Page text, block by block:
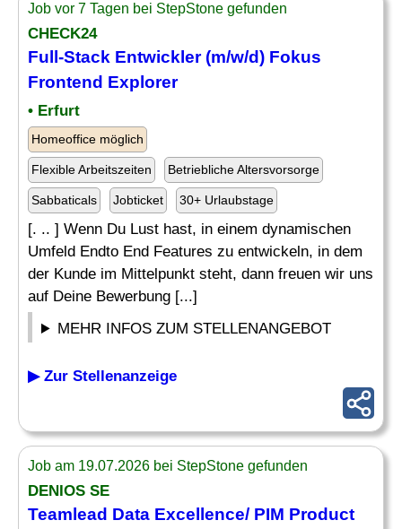
Job vor 7 Tagen bei StepStone gefunden
CHECK24
Full-Stack Entwickler (m/w/d) Fokus
Frontend Explorer
• Erfurt
Homeoffice möglich
Flexible Arbeitszeiten Betriebliche Altersvorsorge
Sabbaticals Jobticket 30+ Urlaubstage
[. .. ] Wenn Du Lust hast, in einem dynamischen
Umfeld Endto End Features zu entwickeln, in dem
der Kunde im Mittelpunkt steht, dann freuen wir uns
auf Deine Bewerbung [...]
MEHR INFOS ZUM STELLENANGEBOT
▶ Zur Stellenanzeige
Job am 19.07.2026 bei StepStone gefunden
DENIOS SE
Teamlead Data Excellence/ PIM Product